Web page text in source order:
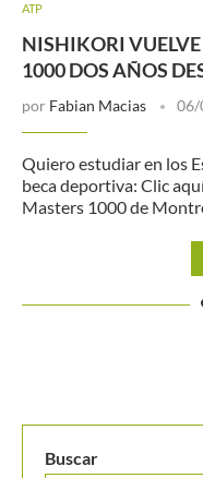
ATP
NISHIKORI
1000 DOS AÑOS
por Fabian Macias 06/
Quiero estudiar en los
beca deportiva: Clic
Masters 1000 de
Buscar